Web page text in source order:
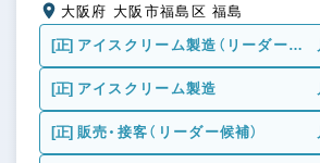
大阪府 大阪市福島区 福島
[正] アイスクリーム製造（リーダー候
補）
[正] アイスクリーム製造
[正] 販売・接客（リーダー候補）